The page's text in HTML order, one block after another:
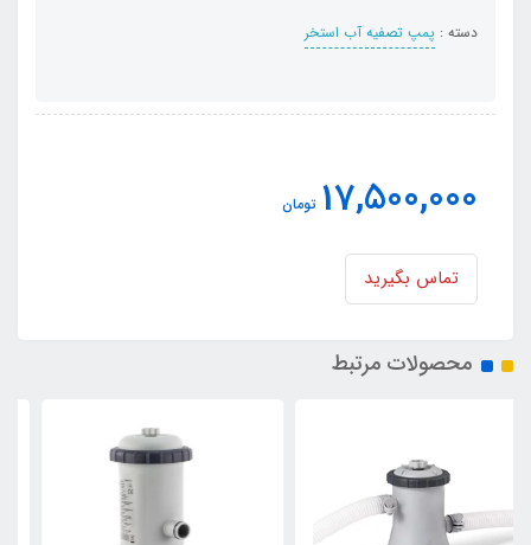
دسته : پمپ تصفیه آب استخر
17,500,000 تومان
تماس بگیرید
محصولات مرتبط